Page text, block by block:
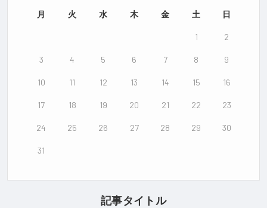
月 火 水 木 金 土 日
1 2
3 4 5 6 7 8 9
10 11 12 13 14 15 16
17 18 19 20 21 22 23
24 25 26 27 28 29 30
31
記事タイトル